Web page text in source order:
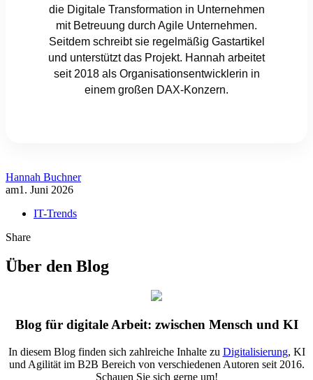
die Digitale Transformation in Unternehmen
mit Betreuung durch Agile Unternehmen.
Seitdem schreibt sie regelmäßig Gastartikel
und unterstützt das Projekt. Hannah arbeitet
seit 2018 als Organisationsentwicklerin in
einem großen DAX-Konzern.
Hannah Buchner
am1. Juni 2026
IT-Trends
Share
Über den Blog
Blog für digitale Arbeit: zwischen Mensch und KI
In diesem Blog finden sich zahlreiche Inhalte zu Digitalisierung, KI
und Agilität im B2B Bereich von verschiedenen Autoren seit 2016.
Schauen Sie sich gerne um!